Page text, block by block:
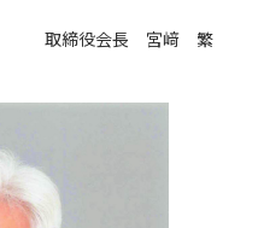
取締役会長 宮﨑 繁